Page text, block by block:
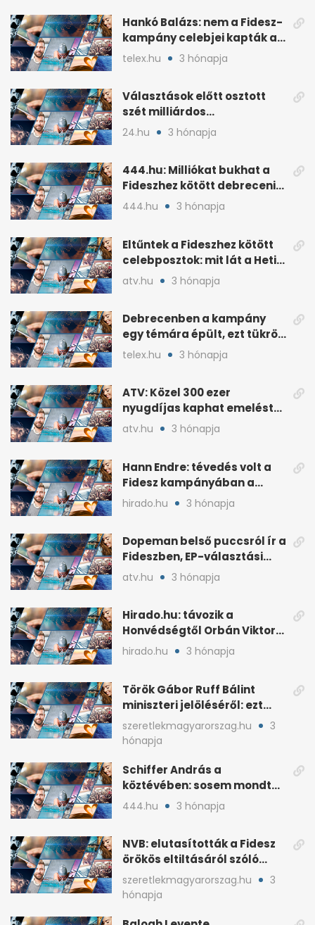
Hankó Balázs: nem a Fidesz-
kampány celebjei kapták az
NKA-milliárdokat
telex.hu 3 hónapja
Választások előtt osztott
szét milliárdos
szponzorpénzt a
Szerencsejáték Zrt.
24.hu 3 hónapja
444.hu: Milliókat bukhat a
Fideszhez kötött debreceni
influenszer perben
444.hu 3 hónapja
Eltűntek a Fideszhez kötött
celebposztok: mit lát a Heti
Napló?
atv.hu 3 hónapja
Debrecenben a kampány
egy témára épült, ezt tükrözi
az eredmény
telex.hu 3 hónapja
ATV: Közel 300 ezer
nyugdíjas kaphat emelést
idén a Tisza terve szerint
atv.hu 3 hónapja
Hann Endre: tévedés volt a
Fidesz kampányában a
háborús veszély
hirado.hu 3 hónapja
Dopeman belső puccsról ír a
Fideszben, EP-választási
árral
atv.hu 3 hónapja
Hirado.hu: távozik a
Honvédségtől Orbán Viktor
fia, Orbán Gáspár
hirado.hu 3 hónapja
Török Gábor Ruff Bálint
miniszteri jelöléséről: ezt
írta a posztjában
szeretlekmagyarorszag.hu
3
hónapja
Schiffer András a
köztévében: sosem mondta,
ki fog nyerni
444.hu 3 hónapja
NVB: elutasították a Fidesz
örökös eltiltásáról szóló
népszavazást
szeretlekmagyarorszag.hu
3
hónapja